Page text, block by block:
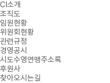
CI소개
조직도
임원현황
위원회현황
관련규정
경영공시
시도수영연맹주소록
후원사
찾아오시는길